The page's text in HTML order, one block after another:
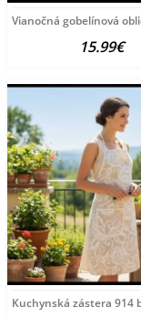
Vianočná gobelínová
15.99€
Kuchynská zástera 914